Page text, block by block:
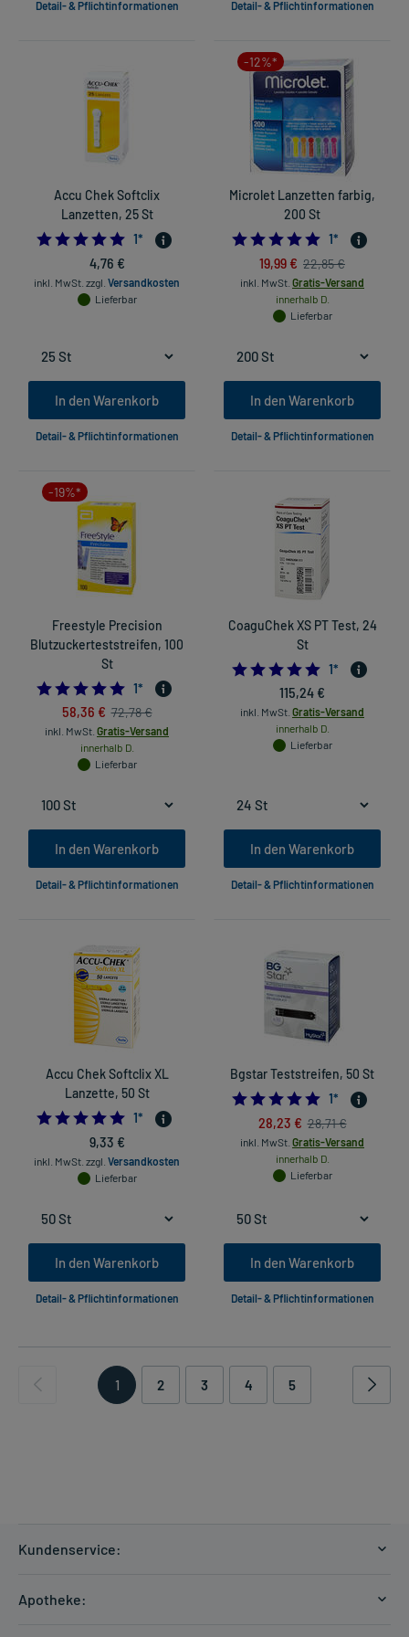
Detail- & Pflichtinformationen Detail- & Pflichtinformationen
Accu Chek Softclix
Lanzetten, 25 St
5.0
1*
4,76 €
inkl. MwSt. zzgl. Versandkosten
Lieferbar
In den Warenkorb
Detail- & Pflichtinformationen
-12%*
Microlet Lanzetten farbig,
200 St
5.0
1*
19,99 € 22,85 €
inkl. MwSt. Gratis-Versand
innerhalb D.
Lieferbar
In den Warenkorb
Detail- & Pflichtinformationen
-19%*
Freestyle Precision
Blutzuckerteststreifen, 100
St
5.0
1*
58,36 € 72,78 €
inkl. MwSt. Gratis-Versand
innerhalb D.
Lieferbar
In den Warenkorb
Detail- & Pflichtinformationen
CoaguChek XS PT Test, 24
St
5.0
1*
115,24 €
inkl. MwSt. Gratis-Versand
innerhalb D.
Lieferbar
In den Warenkorb
Detail- & Pflichtinformationen
Accu Chek Softclix XL
Lanzette, 50 St
5.0
1*
9,33 €
inkl. MwSt. zzgl. Versandkosten
Lieferbar
In den Warenkorb
Detail- & Pflichtinformationen
Bgstar Teststreifen, 50 St
5.0
1*
28,23 € 28,71 €
inkl. MwSt. Gratis-Versand
innerhalb D.
Lieferbar
In den Warenkorb
Detail- & Pflichtinformationen
1 2 3 4 5
Kundenservice:
Zahlungsarten
Apotheke: